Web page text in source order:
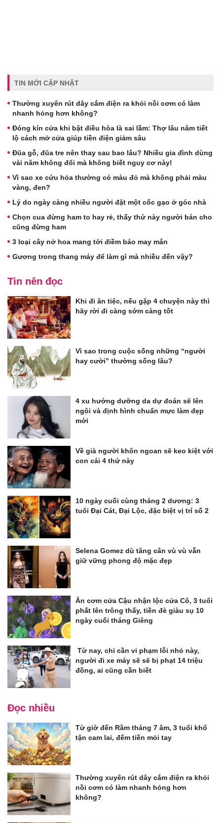
TIN MỚI CẬP NHẬT
Thường xuyên rút dây cắm điện ra khỏi nồi cơm có làm
nhanh hỏng hơn không?
Đóng kín cửa khi bật điều hòa là sai lầm: Thợ lâu năm tiết
lộ cách mở cửa giúp tiền điện giảm sâu
Đũa gỗ, đũa tre nên thay sau bao lâu? Nhiều gia đình dùng
vài năm không đổi mà không biết nguy cơ này!
Vì sao xe cứu hỏa thường có màu đỏ mà không phải màu
vàng, đen?
Lý do ngày càng nhiều người đặt một cốc gạo ở góc nhà
Chọn cua đừng ham to hay rẻ, thấy thứ này người bán cho
cũng đừng ham
3 loại cây nở hoa mang tới điềm báo may mắn
Gương trong thang máy để làm gì mà nhiều đến vậy?
Tin nên đọc
Khi đi ăn tiệc, nếu gặp 4 chuyện này thì
hãy rời đi càng sớm càng tốt
Vì sao trong cuộc sống những “người
hay cười” thường sống lâu?
4 xu hướng dưỡng da dự đoán sẽ lên
ngôi và định hình chuẩn mực làm đẹp
mới
Về già người khôn ngoan sẽ keo kiệt với
con cái 4 thứ này
10 ngày cuối cùng tháng 2 dương: 3
tuổi Đại Cát, Đại Lộc, đặc biệt vị trí số 2
Selena Gomez dù tăng cân vù vù vẫn
giữ vững phong độ mặc đẹp
Ăn cơm cửa Cậu nhận lộc cửa Cô, 3 tuổi
phất lên trông thấy, tiền đè giàu sụ 10
ngày cuối tháng Giêng
Từ nay, chỉ cần vi phạm lỗi nhỏ này,
người đi xe máy sẽ sẽ bị phạt 14 triệu
đồng, ai cũng cần biết
Đọc nhiều
Từ giờ đến Rằm tháng 7 âm, 3 tuổi khổ
tận cam lai, đếm tiền mỏi tay
Thường xuyên rút dây cắm điện ra khỏi
nồi cơm có làm nhanh hỏng hơn
không?